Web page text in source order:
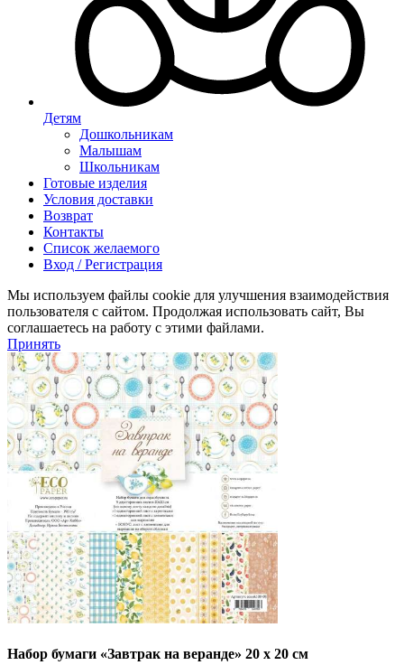
Детям
Дошкольникам
Малышам
Школьникам
Готовые изделия
Условия доставки
Возврат
Контакты
Список желаемого
Вход / Регистрация
Мы используем файлы cookie для улучшения взаимодействия
пользователя с сайтом. Продолжая использовать сайт, Вы
соглашаетесь на работу с этими файлами.
Принять
Набор бумаги «Завтрак на веранде» 20 x 20 см